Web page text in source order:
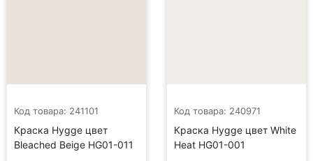
Код товара: 241101
Краска Hygge цвет
Bleached Beige HG01-011
Код товара: 240971
Краска Hygge цвет White
Heat HG01-001